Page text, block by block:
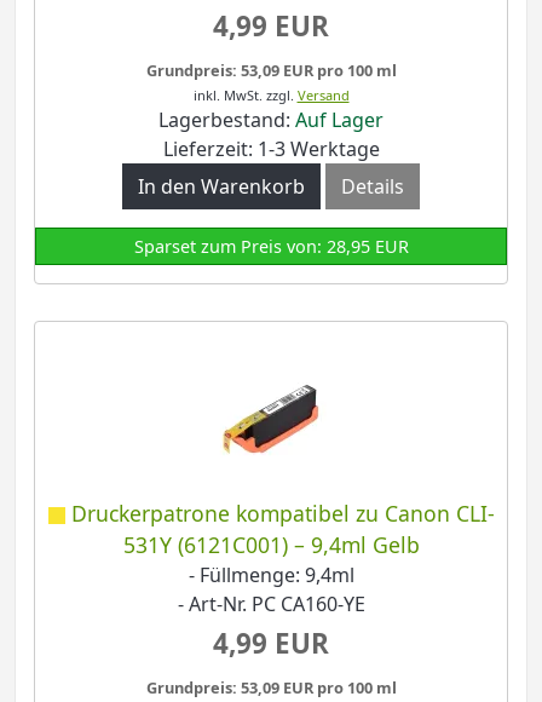
4,99 EUR
Grundpreis: 53,09 EUR pro 100 ml
inkl. MwSt. zzgl. Versand
Lagerbestand: Auf Lager
Lieferzeit: 1-3 Werktage
In den Warenkorb
Details
Sparset zum Preis von: 28,95 EUR
Druckerpatrone kompatibel zu Canon CLI-
531Y (6121C001) – 9,4ml Gelb
- Füllmenge: 9,4ml
- Art-Nr. PC CA160-YE
4,99 EUR
Grundpreis: 53,09 EUR pro 100 ml